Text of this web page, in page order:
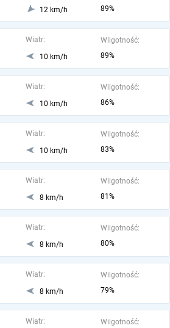
12 km/h
89%
Wiatr:
10 km/h
Wilgotność:
89%
Wiatr:
10 km/h
Wilgotność:
86%
Wiatr:
10 km/h
Wilgotność:
83%
Wiatr:
8 km/h
Wilgotność:
81%
Wiatr:
8 km/h
Wilgotność:
80%
Wiatr:
8 km/h
Wilgotność:
79%
Wiatr:
Wilgotność: